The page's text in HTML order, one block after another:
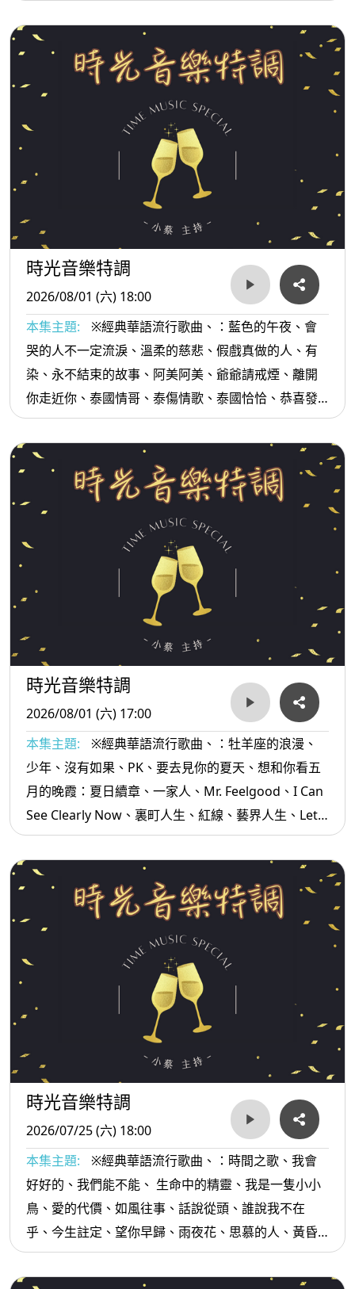
的...等。
時光音樂特調
2026/08/01 (六) 18:00
本集主題:
※經典華語流行歌曲、：藍色的午夜、會
哭的人不一定流淚、溫柔的慈悲、假戲真做的人、有
染、永不結束的故事、阿美阿美、爺爺請戒煙、離開
你走近你、泰國情哥、泰傷情歌、泰國恰恰、恭喜發
財、排骨便當...等。
時光音樂特調
2026/08/01 (六) 17:00
本集主題:
※經典華語流行歌曲、：牡羊座的浪漫、
少年、沒有如果、PK、要去見你的夏天、想和你看五
月的晚霞：夏日續章、一家人、Mr. Feelgood、I Can
See Clearly Now、裏町人生、紅線、藝界人生、Lets
Go Go Go逗陣走、阿娜答...等。
時光音樂特調
2026/07/25 (六) 18:00
本集主題:
※經典華語流行歌曲、：時間之歌、我會
好好的、我們能不能、 生命中的精靈、我是一隻小小
鳥、愛的代價、如風往事、話說從頭、誰說我不在
乎、今生註定、望你早歸、雨夜花、思慕的人、黃昏
的故鄉...等。